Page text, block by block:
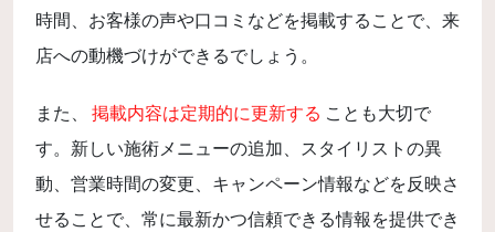
時間、お客様の声や口コミなどを掲載することで、来
店への動機づけができるでしょう。
また、 掲載内容は定期的に更新する ことも大切で
す。新しい施術メニューの追加、スタイリストの異
動、営業時間の変更、キャンペーン情報などを反映さ
せることで、常に最新かつ信頼できる情報を提供でき